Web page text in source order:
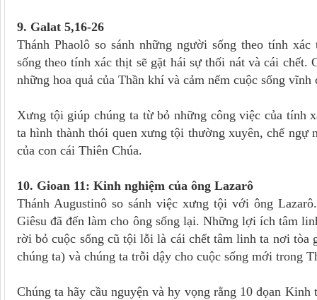
9. Galat 5,16-26
Thánh Phaolô so sánh những người sống theo tính
sống theo tính xác thịt sẽ gặt hái sự thối nát và cái chết.
những hoa quả của Thần khí và cảm nếm cuộc sống vĩnh
Xưng tội giúp chúng ta từ bỏ những công việc của tính
ta hình thành thói quen xưng tội thường xuyên, chế
của con cái Thiên Chúa.
10. Gioan 11: Kinh nghiệm của ông Lazarô
Thánh Augustinô so sánh việc xưng tội với ông
Giêsu đã đến làm cho ông sống lại. Những lợi ích tâm
rời bỏ cuộc sống cũ tội lỗi là cái chết tâm linh ta nơi
chúng ta) và chúng ta trỗi dậy cho cuộc sống mới trong
Chúng ta hãy cầu nguyện và hy vọng rằng 10 đọan